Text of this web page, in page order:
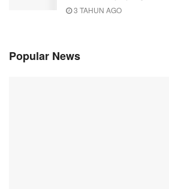
3 TAHUN AGO
Popular News